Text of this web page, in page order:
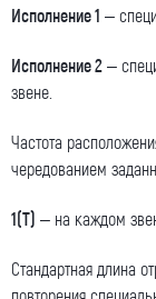
Исполнение 1 –
Исполнение 2 –
звене.
Частота
чередованием
1(Т) – на каждом
Стандартная длина